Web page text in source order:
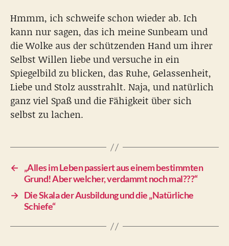
Hmmm, ich schweife schon wieder ab. Ich
kann nur sagen, das ich meine Sunbeam und
die Wolke aus der schützenden Hand um ihrer
Selbst Willen liebe und versuche in ein
Spiegelbild zu blicken, das Ruhe, Gelassenheit,
Liebe und Stolz ausstrahlt. Naja, und natürlich
ganz viel Spaß und die Fähigkeit über sich
selbst zu lachen.
← „Alles im Leben passiert aus einem bestimmten
Grund! Aber welcher, verdammt noch mal???“
→ Die Skala der Ausbildung und die „Natürliche
Schiefe“